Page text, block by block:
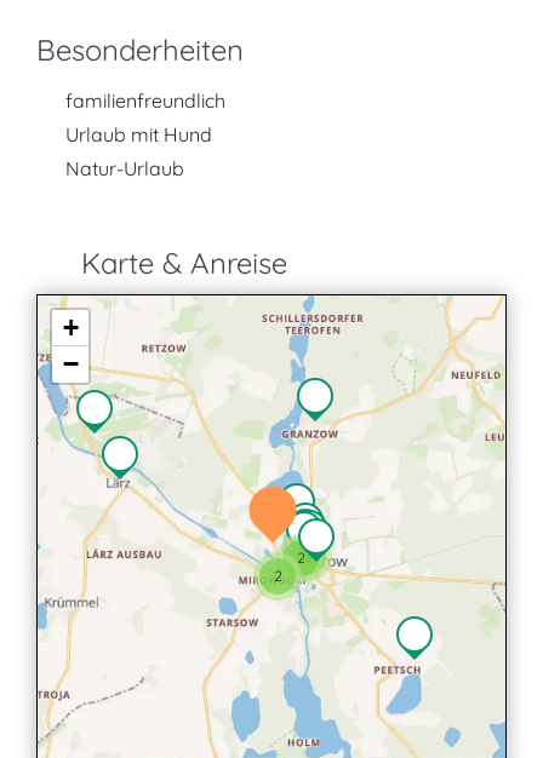
Besonderheiten
familienfreundlich
Urlaub mit Hund
Natur-Urlaub
Karte & Anreise
2
3
2
2
+
−